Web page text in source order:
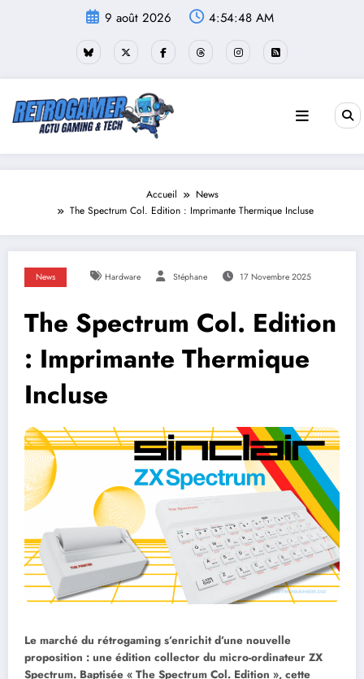
9 août 2026 4:54:49 AM
Accueil
News
The Spectrum Col. Edition : Imprimante Thermique Incluse
News Hardware Stéphane 17 Novembre 2025
The Spectrum Col. Edition
: Imprimante Thermique
Incluse
Le marché du rétrogaming s’enrichit d’une nouvelle
proposition : une édition collector du micro-ordinateur ZX
Spectrum. Baptisée « The Spectrum Col. Edition », cette